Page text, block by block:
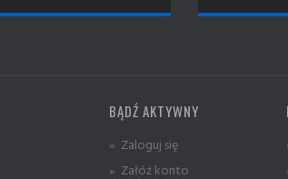
BĄDŹ AKTYWNY
» Zaloguj się
» Załóż konto